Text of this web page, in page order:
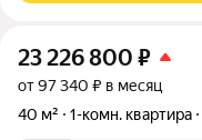
23 226 800 ₽
от 97 340 ₽ в месяц
40 м²
1-комн. квартира